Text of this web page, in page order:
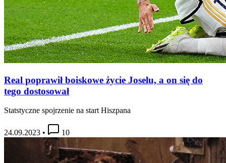
Real poprawił boiskowe życie Joselu, a on się do
tego dostosował
Statstyczne spojrzenie na start Hiszpana
24.09.2023 • 10